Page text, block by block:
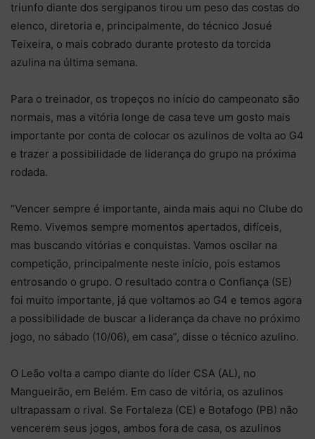
triunfo diante dos sergipanos tirou um peso das costas do
elenco, diretoria e, principalmente, do técnico Josué
Teixeira, o mais cobrado durante protesto da torcida
azulina na última semana.
Para o treinador, os tropeços no início do campeonato são
normais, mas a vitória longe de casa teve um gosto mais
importante por conta de colocar os azulinos de volta ao G4
e trazer a possibilidade de liderança do grupo na próxima
rodada.
“Vencer sempre é importante, ainda mais aqui no Clube do
Remo. Vivemos sempre momentos apertados, difíceis,
mas buscando vitórias e conquistas. Vamos oscilar na
competição, principalmente neste início, pois estamos
entrosando o grupo. O resultado contra o Confiança (SE)
foi muito importante, já que voltamos ao G4 e temos agora
a possibilidade de buscar a liderança da chave no próximo
jogo, no sábado (10/06), em casa”, disse o técnico azulino.
O Leão volta a campo diante do líder CSA (AL), no
Mangueirão, em Belém. Em caso de vitória, os azulinos
ultrapassam o rival. Se Fortaleza (CE) e Botafogo (PB) não
vencerem seus jogos, ambos fora de casa, os azulinos